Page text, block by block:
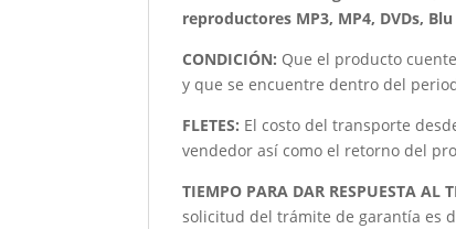
reproductores MP3, MP4, DVDs, Blu
CONDICIÓN: Que el producto
y que se encuentre dentro del
FLETES: El costo del transporte
vendedor así como el retorno del
TIEMPO PARA DAR RESPUESTA AL
solicitud del trámite de garantía es